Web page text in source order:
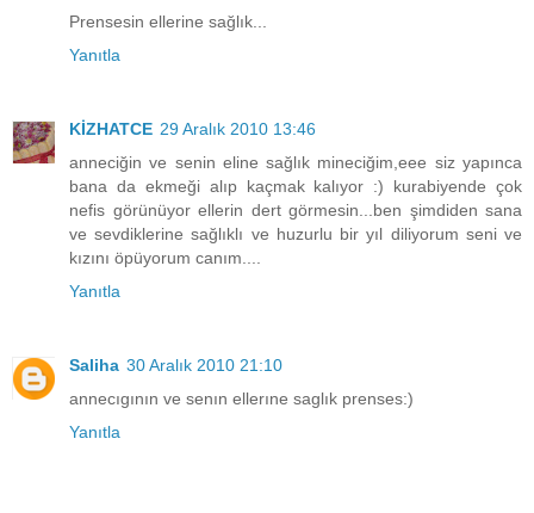
Prensesin ellerine sağlık...
Yanıtla
KİZHATCE 29 Aralık 2010 13:46
anneciğin ve senin eline sağlık mineciğim,eee siz yapınca
bana da ekmeği alıp kaçmak kalıyor :) kurabiyende çok
nefis görünüyor ellerin dert görmesin...ben şimdiden sana
ve sevdiklerine sağlıklı ve huzurlu bir yıl diliyorum seni ve
kızını öpüyorum canım....
Yanıtla
Saliha 30 Aralık 2010 21:10
annecıgının ve senın ellerıne saglık prenses:)
Yanıtla